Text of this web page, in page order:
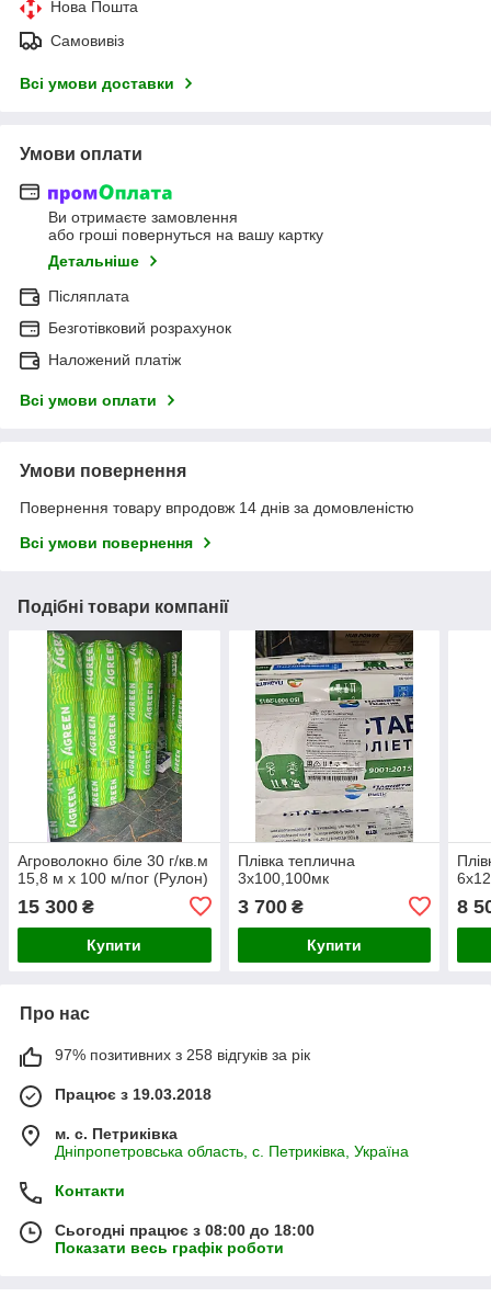
Нова Пошта
Самовивіз
Всі умови доставки
Умови оплати
Ви отримаєте замовлення
або гроші повернуться на вашу картку
Детальніше
Післяплата
Безготівковий розрахунок
Наложений платіж
Всі умови оплати
Умови повернення
Повернення товару впродовж 14 днів за домовленістю
Всі умови повернення
Подібні товари компанії
Агроволокно біле 30 г/кв.м
15,8 м х 100 м/пог (Рулон)
15 300 ₴
Купити
Плівка теплична
3х100,100мк
3 700₴
Купити
8
Про нас
97% позитивних з 258 відгуків за рік
Працює з 19.03.2018
м. с. Петриківка
Дніпропетровська область, с. Петриківка, Україна
Контакти
Сьогодні працює з 08:00 до 18:00
Показати весь графік роботи